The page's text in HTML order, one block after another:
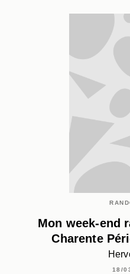
Mon week-end
Charente
18/